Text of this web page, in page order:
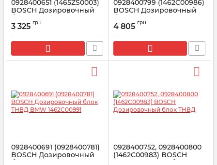
0928400651 (1465ZS0003)
BOSCH Дозировочный
блок ТНВД
Артикул:
3 325 грн
0928400799 (1462C00986)
BOSCH Дозировочный
блок ТНВД Audi,
Volkswagen 3.0 TDI
Артикул: 1462C00986
4 805 грн
0928400691 (0928400781)
BOSCH Дозировочный
блок ТНВД BMW
0928400752, 0928400800
(1462C00983) BOSCH
Дозировочный блок